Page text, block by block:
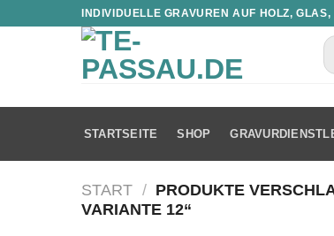
INDIVIDUELLE GRAVUREN AUF HOLZ,
STARTSEITE SHOP
START / PRODUKTE
VARIANTE 12“